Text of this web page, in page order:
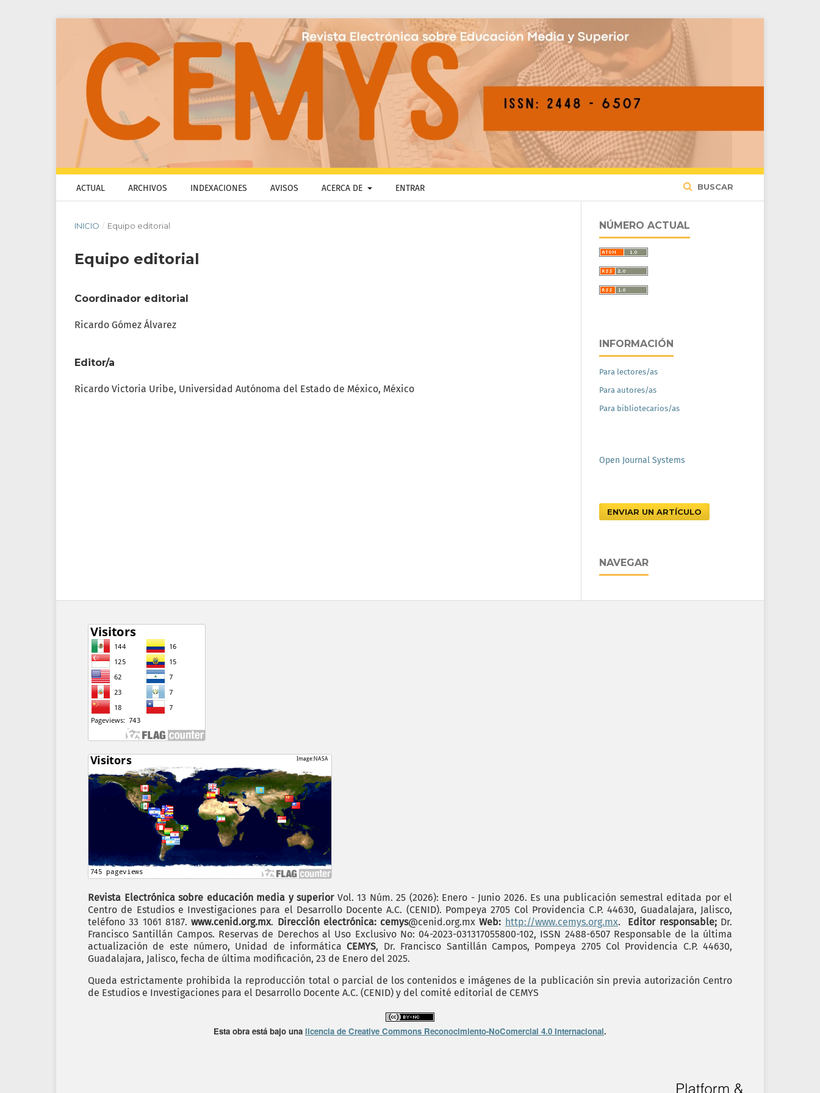
ACTUAL ARCHIVOS INDEXACIONES AVISOS ACERCA DE ENTRAR BUSCAR
INICIO / Equipo editorial
Equipo editorial
Coordinador editorial
Ricardo Gómez Álvarez
Editor/a
Ricardo Victoria Uribe, Universidad Autónoma del Estado de México, México
NÚMERO ACTUAL
INFORMACIÓN
Para lectores/as
Para autores/as
Para bibliotecarios/as
Open Journal Systems
ENVIAR UN ARTÍCULO
NAVEGAR
Revista Electrónica sobre educación media y superior Vol. 13 Núm. 25 (2026): Enero - Junio 2026. Es una publicación semestral editada por el
Centro de Estudios e Investigaciones para el Desarrollo Docente A.C. (CENID). Pompeya 2705 Col Providencia C.P. 44630, Guadalajara, Jalisco,
teléfono 33 1061 8187.www.cenid.org.mx. Dirección electrónica: cemys@cenid.org.mxWeb: http://www.cemys.org.mx. Editor responsable;Dr.
Francisco Santillán Campos. Reservas de Derechos al Uso Exclusivo No: 04-2023-031317055800-102, ISSN 2488-6507 Responsable de la última
actualización de este número, Unidad de informática CEMYS, Dr. Francisco Santillán Campos, Pompeya 2705 Col Providencia C.P. 44630,
Guadalajara, Jalisco, fecha de última modificación, 23 de Enero del 2025.
Queda estrictamente prohibida la reproducción total o parcial de los contenidos e imágenes de la publicación sin previa autorización Centro
de Estudios e Investigaciones para el Desarrollo Docente A.C. (CENID) y del comité editorial de CEMYS
Esta obra está bajo una licencia de Creative Commons Reconocimiento-NoComercial 4.0 Internacional.